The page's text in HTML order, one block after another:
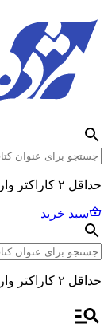
حداقل ۲ کاراکتر وارد کنید
سبد خرید
حداقل ۲ کاراکتر وارد کنید